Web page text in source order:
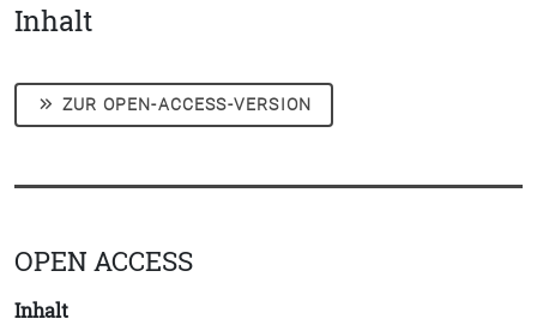
Inhalt
ZUR OPEN-ACCESS-VERSION
OPEN ACCESS
Inhalt